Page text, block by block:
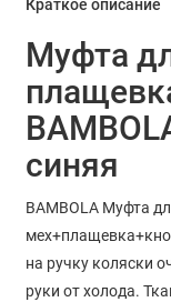
Краткое описание
Муфта
синяя
BAMBOLA Муфта
на ручку коляски
руки от холода.